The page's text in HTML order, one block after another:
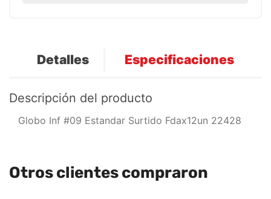
Detalles Especificaciones
Descripción del producto
Globo Inf #09 Estandar Surtido Fdax12un 22428
Otros clientes compraron